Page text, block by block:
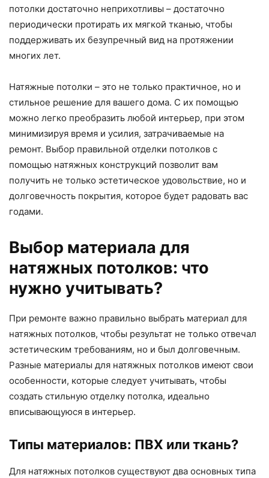
потолки достаточно неприхотливы – достаточно
периодически протирать их мягкой тканью, чтобы
поддерживать их безупречный вид на протяжении
многих лет.
Натяжные потолки – это не только практичное, но и
стильное решение для вашего дома. С их помощью
можно легко преобразить любой интерьер, при этом
минимизируя время и усилия, затрачиваемые на
ремонт. Выбор правильной отделки потолков с
помощью натяжных конструкций позволит вам
получить не только эстетическое удовольствие, но и
долговечность покрытия, которое будет радовать вас
годами.
Выбор материала для
натяжных потолков: что
нужно учитывать?
При ремонте важно правильно выбрать материал для
натяжных потолков, чтобы результат не только отвечал
эстетическим требованиям, но и был долговечным.
Разные материалы для натяжных потолков имеют свои
особенности, которые следует учитывать, чтобы
создать стильную отделку потолка, идеально
вписывающуюся в интерьер.
Типы материалов: ПВХ или ткань?
Для натяжных потолков существуют два основных типа